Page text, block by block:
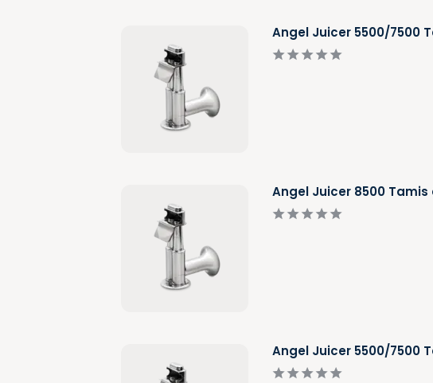
Angel Juicer 5500/7500
Angel Juicer 8500
Angel Juicer 5500/7500